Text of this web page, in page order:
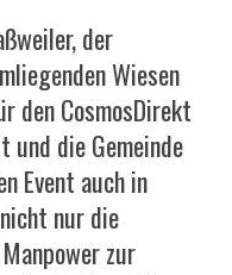
der
Wiesen
den CosmosDirekt
und die Gemeinde
Event auch in
nur die
zur